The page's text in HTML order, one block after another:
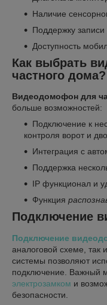
Наличие
Поддержку
Доступность
Как выбрать
частного дома?
Видеодомофон для
больше возможностей:
Подключение к
контроля ворот и
Интеграция с
Поддержка
IP функционал и
Функция
Подключение
Подключение
аналоговой схеме, так
системы позволяют
подключение. Важный
электрозамком и
безопасности.